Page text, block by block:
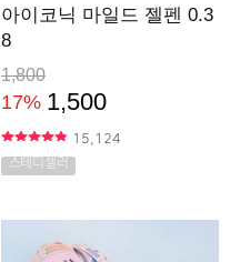
아이코닉 마일드 젤펜 0.3
8
1,800
17% 1,500
15,124
스테디셀러